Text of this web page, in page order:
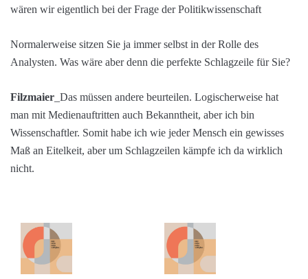
wären wir eigentlich bei der Frage der Politikwissenschaft
Normalerweise sitzen Sie ja immer selbst in der Rolle des
Analysten. Was wäre aber denn die perfekte Schlagzeile für Sie?
Filzmaier _Das müssen andere beurteilen. Logischerweise hat
man mit Medienauftritten auch Bekanntheit, aber ich bin
Wissenschaftler. Somit habe ich wie jeder Mensch ein gewisses
Maß an Eitelkeit, aber um Schlagzeilen kämpfe ich da wirklich
nicht.